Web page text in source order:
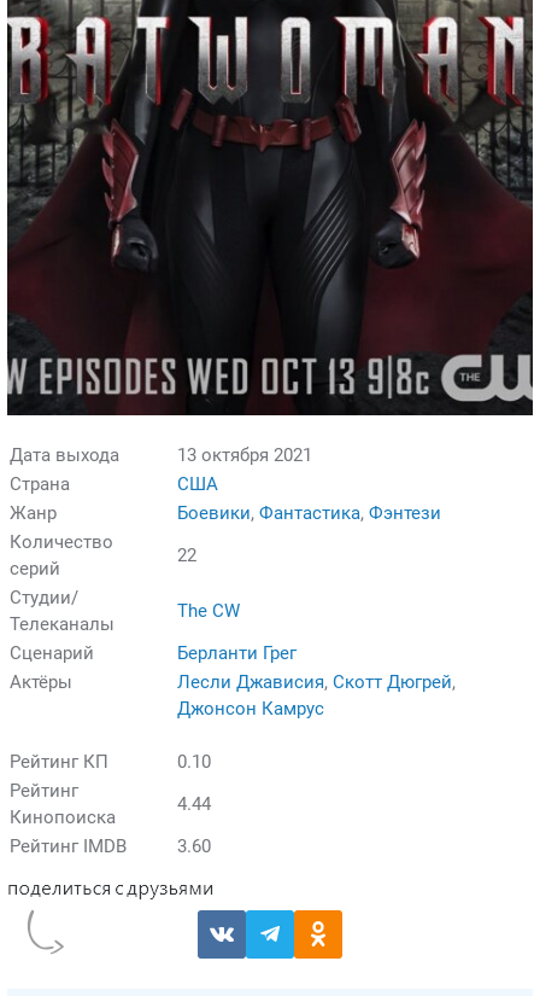
Дата выхода
13 октября 2021
Страна
США
Жанр
Боевики, Фантастика, Фэнтези
Количество
серий
22
Студии/
Телеканалы
The CW
Сценарий
Берланти Грег
Актёры
Лесли Джависия, Скотт Дюгрей,
Джонсон Камрус
Рейтинг КП
0.10
Рейтинг
Кинопоиска
4.44
Рейтинг IMDB
3.60